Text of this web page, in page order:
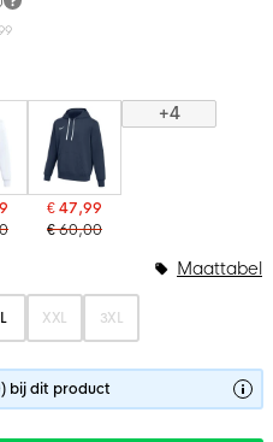
€ 47,99
€ 60,00
+4
XXL 3XL
Maattabel
bij dit product